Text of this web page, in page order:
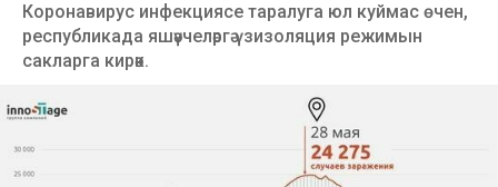
Коронавирус инфекциясе таралуга юл куймас өчен,
республикада яшәүчеләргә үзизоляция режимын
сакларга кирәк.